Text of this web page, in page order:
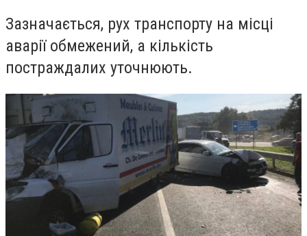
Зазначається, рух транспорту на місці
аварії обмежений, а кількість
постраждалих уточнюють.